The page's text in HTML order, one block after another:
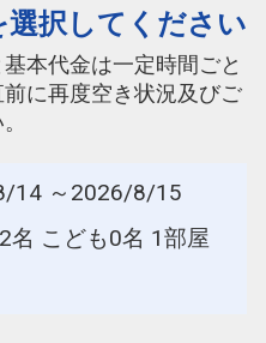
択してください
本代金は一定時間ごと
に再度空き状況及びご
14 ～2026/8/15
名 こども0名 1部屋